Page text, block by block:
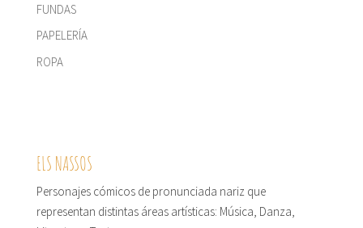
FUNDAS
PAPELERÍA
ROPA
ELS NASSOS
Personajes cómicos de pronunciada nariz que
representan distintas áreas artísticas: Música, Danza,